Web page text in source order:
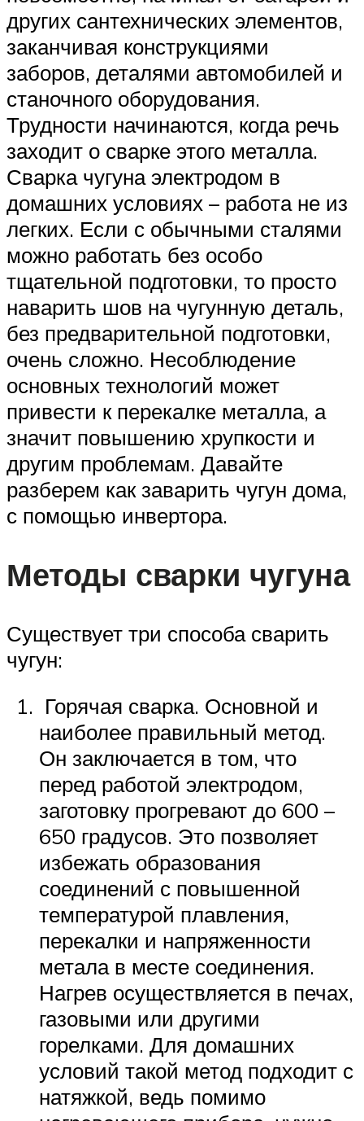
других сантехнических элементов,
заканчивая конструкциями
заборов, деталями автомобилей и
станочного оборудования.
Трудности начинаются, когда речь
заходит о сварке этого металла.
Сварка чугуна электродом в
домашних условиях – работа не из
легких. Если с обычными сталями
можно работать без особо
тщательной подготовки, то просто
наварить шов на чугунную деталь,
без предварительной подготовки,
очень сложно. Несоблюдение
основных технологий может
привести к перекалке металла, а
значит повышению хрупкости и
другим проблемам. Давайте
разберем как заварить чугун дома,
с помощью инвертора.
Методы сварки чугуна
Существует три способа сварить
чугун:
Горячая сварка. Основной и
наиболее правильный метод.
Он заключается в том, что
перед работой электродом,
заготовку прогревают до 600 –
650 градусов. Это позволяет
избежать образования
соединений с повышенной
температурой плавления,
перекалки и напряженности
метала в месте соединения.
Нагрев осуществляется в печах,
газовыми или другими
горелками. Для домашних
условий такой метод подходит с
натяжкой, ведь помимо